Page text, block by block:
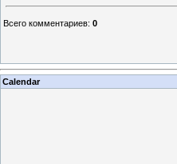
Всего комментариев: 0
Calendar